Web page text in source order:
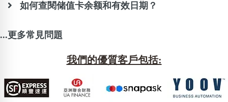
如何查閱储值卡余额和有效日期？
...更多常見問題
我們的優質客戶包括: